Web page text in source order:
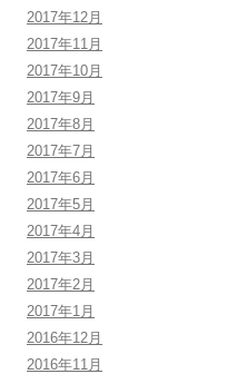
2017年12月
2017年11月
2017年10月
2017年9月
2017年8月
2017年7月
2017年6月
2017年5月
2017年4月
2017年3月
2017年2月
2017年1月
2016年12月
2016年11月